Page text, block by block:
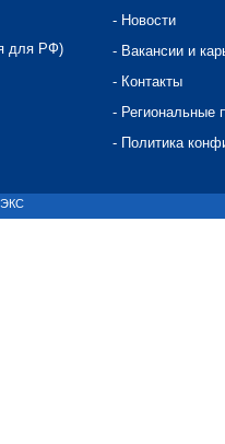
для РФ)
- Новости
- Вакансии и
- Контакты
- Региональные
- Политика